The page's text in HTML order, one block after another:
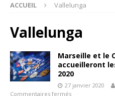
ACCUEIL Vallelunga
Vallelunga
Marseille et le
accueilleront
2020
27 janvier 2020
Commentaires fermés